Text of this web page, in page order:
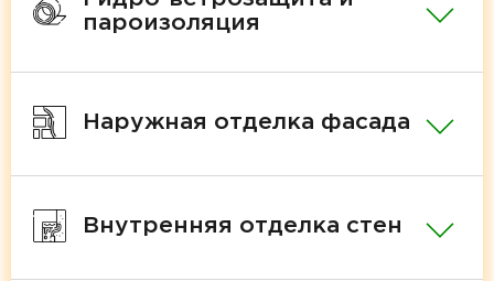
пароизоляция
Наружная отделка фасада
Внутренняя отделка стен